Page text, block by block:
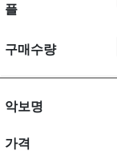
플
구매수량
악보명
가격